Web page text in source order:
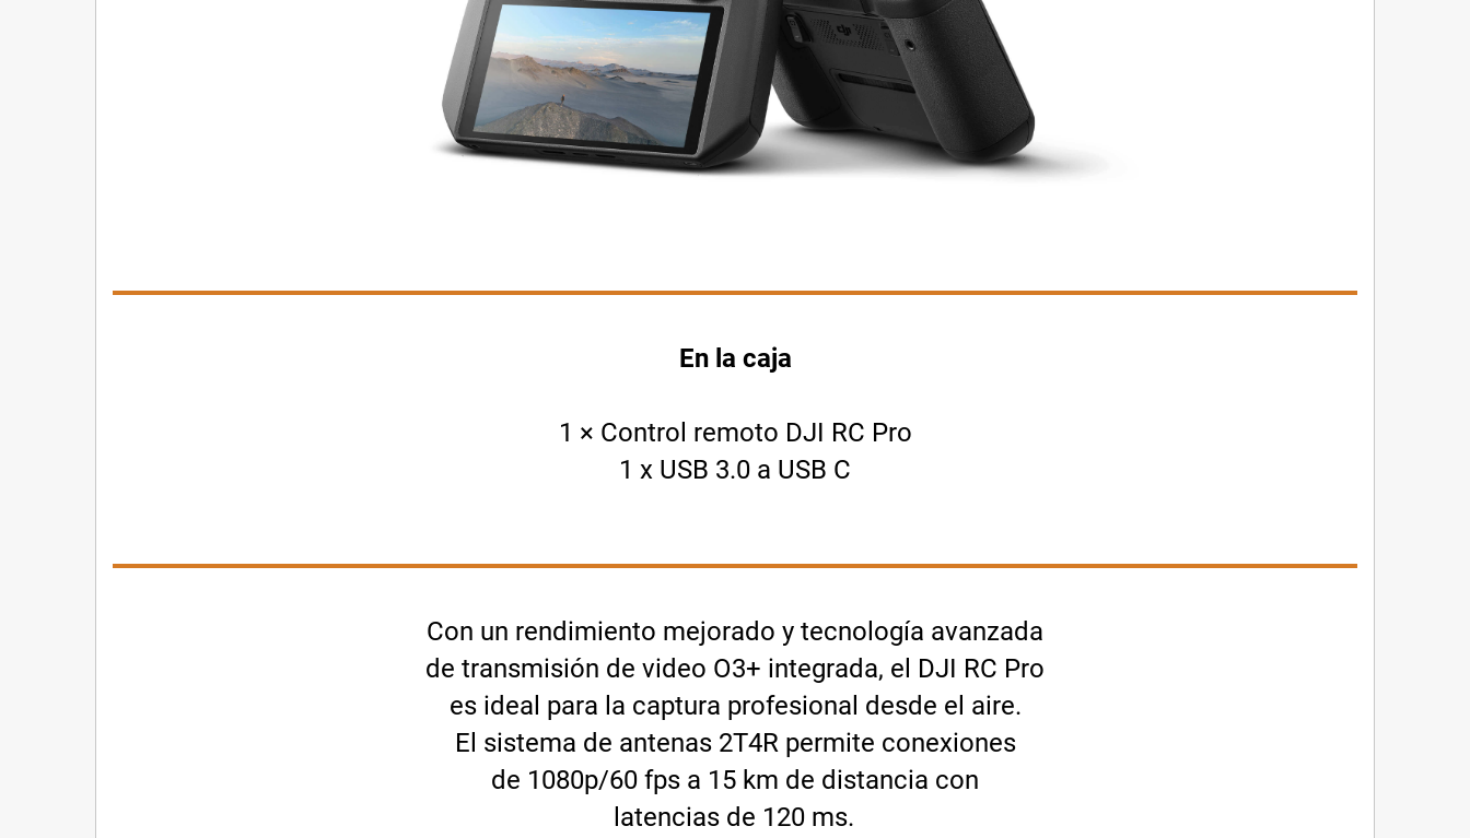
En la caja
1 × Control remoto DJI RC Pro
1 x USB 3.0 a USB C
Con un rendimiento mejorado y tecnología avanzada
de transmisión de video O3+ integrada, el DJI RC Pro
es ideal para la captura profesional desde el aire.
El sistema de antenas 2T4R permite conexiones
de 1080p/60 fps a 15 km de distancia con
latencias de 120 ms.